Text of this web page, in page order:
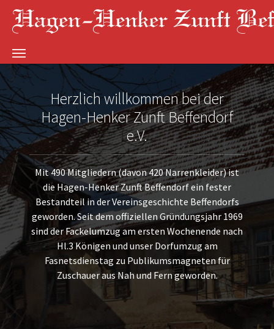
Skip to main content
Herzlich willkommen bei der
Hagen-Henker Zunft Beffendorf
e.V.
Mit 490 Mitgliedern (davon 420 Narrenkleider) ist
die Hagen-Henker Zunft Beffendorf ein fester
Bestandteil in der Vereinsgeschichte Beffendorfs
geworden. Seit dem offiziellen Gründungsjahr 1969
sind der Fackelumzug am ersten Wochenende nach
Hl.3 Königen und unser Dorfumzug am
Fasnetsdienstag zu Publikumsmagneten für
Zuschauer aus Nah und Fern geworden.